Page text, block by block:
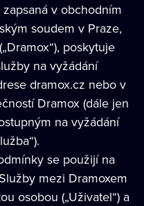
v obchodním
soudem v Praze,
poskytuje
na vyžádání
dramox.cz nebo v
Dramox (dále jen
na vyžádání
se použijí na
mezi Dramoxem
osobou („Uživatel“) a